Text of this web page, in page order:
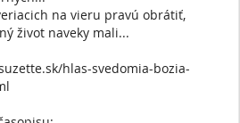
aspoň raz za hodinu. Ďakujem. Nech vám to